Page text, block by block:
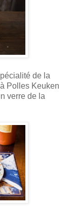
de la
Polles Keuken
verre de la